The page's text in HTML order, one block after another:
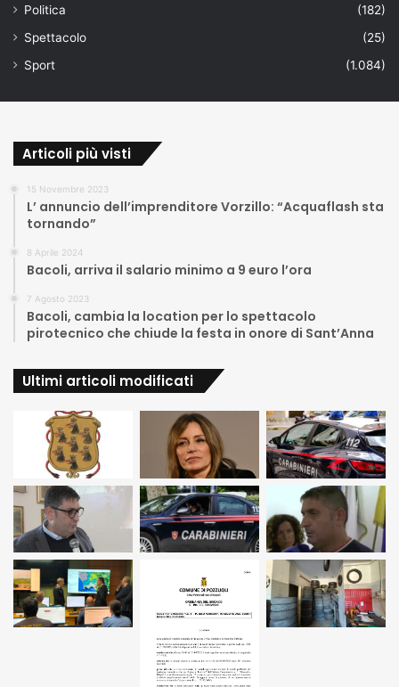
Politica
(182)
Spettacolo
(25)
Sport
(1.084)
Articoli più visti
15 Novembre 2023
L’ annuncio dell’imprenditore Vorzillo: “Acquaflash sta
tornando”
8 Aprile 2024
Bacoli, arriva il salario minimo a 9 euro l’ora
7 Agosto 2023
Bacoli, cambia la location per lo spettacolo
pirotecnico che chiude la festa in onore di Sant’Anna
Ultimi articoli modificati